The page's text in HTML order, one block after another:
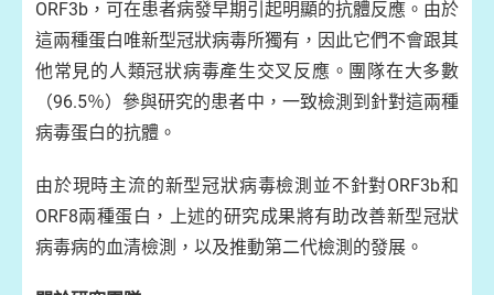
ORF3b，可在患者病發早期引起明顯的抗體反應。由於
這兩種蛋白唯新型冠狀病毒所獨有，因此它們不會跟其
他常見的人類冠狀病毒產生交叉反應。團隊在大多數
（96.5％）參與研究的患者中，一致檢測到針對這兩種
病毒蛋白的抗體。
由於現時主流的新型冠狀病毒檢測並不針對ORF3b和
ORF8兩種蛋白，上述的研究成果將有助改善新型冠狀
病毒病的血清檢測，以及推動第二代檢測的發展。